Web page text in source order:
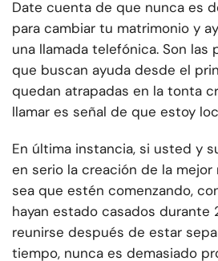
Date cuenta de que nunca es
para cambiar tu matrimonio y
una llamada telefónica. Son las
que buscan ayuda desde el
quedan atrapadas en la tonta
llamar es señal de que estoy
En última instancia, si usted y
en serio la creación de la mejor
sea que estén comenzando,
hayan estado casados durante
reunirse después de estar
tiempo, nunca es demasiado